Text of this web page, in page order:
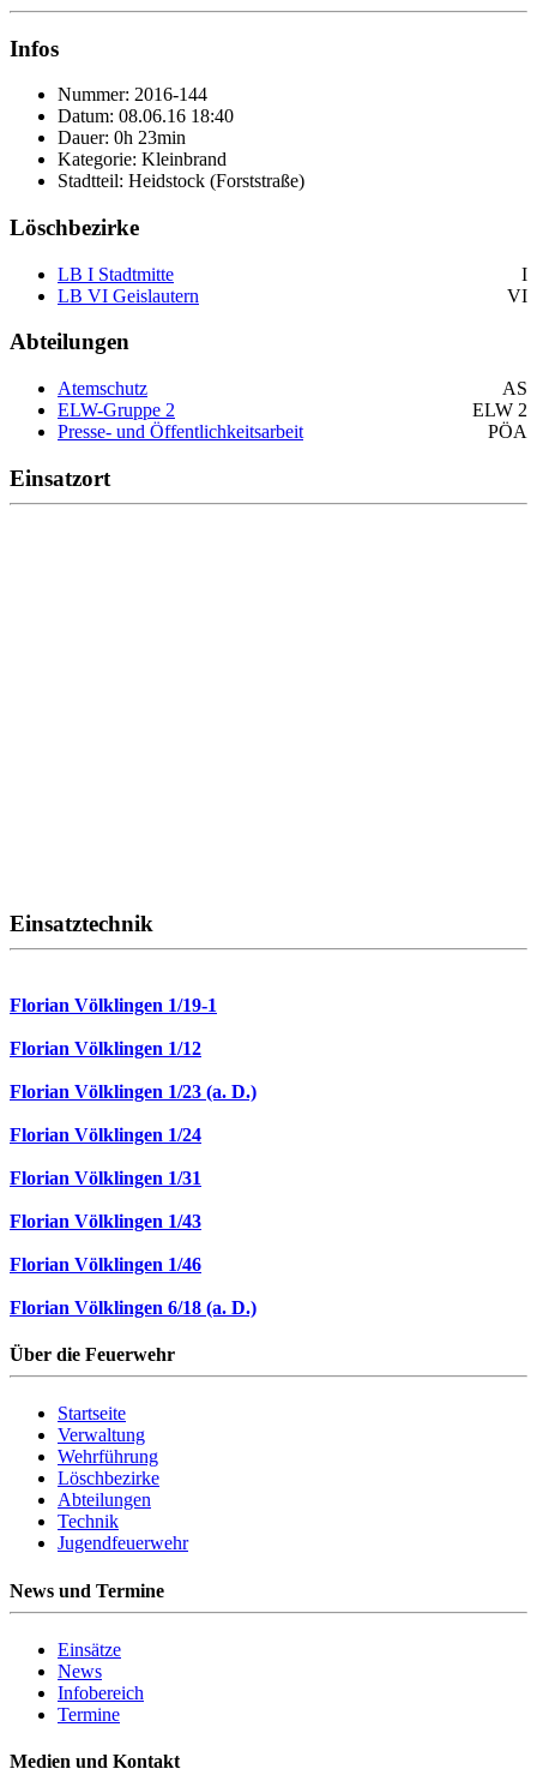
Infos
Nummer: 2016-144
Datum: 08.06.16 18:40
Dauer: 0h 23min
Kategorie: Kleinbrand
Stadtteil: Heidstock (Forststraße)
Löschbezirke
LB I Stadtmitte
I
LB VI Geislautern
VI
Abteilungen
Atemschutz
AS
ELW-Gruppe 2
ELW 2
Presse- und Öffentlichkeitsarbeit
PÖA
Einsatzort
Einsatztechnik
Florian Völklingen 1/19-1
Florian Völklingen 1/12
Florian Völklingen 1/23 (a. D.)
Florian Völklingen 1/24
Florian Völklingen 1/31
Florian Völklingen 1/43
Florian Völklingen 1/46
Florian Völklingen 6/18 (a. D.)
Über die Feuerwehr
Startseite
Verwaltung
Wehrführung
Löschbezirke
Abteilungen
Technik
Jugendfeuerwehr
News und Termine
Einsätze
News
Infobereich
Termine
Medien und Kontakt